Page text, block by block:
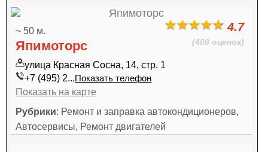
4.7
(408 оценок)
~ 50 м.
Япимоторс
улица Красная Сосна, 14, стр. 1
+7 (495) 2...Показать телефон
Показать на карте
Рубрики: Ремонт и заправка автокондиционеров,
Автосервисы, Ремонт двигателей